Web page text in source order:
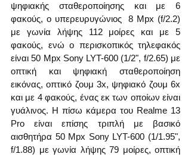
ψηφιακής σταθεροποίησης και με 6
φακούς, ο υπερευρυγώνιος  8 Mpx (f/2.2)
με γωνία λήψης 112 μοίρες και με 5
φακούς, ενώ ο περισκοπικός τηλεφακός
είναι 50 Mpx Sony LYT-600 (1/2", f/2.65) με
οπτική και ψηφιακή σταθεροποίηση
εικόνας, οπτικό ζουμ 3x, ψηφιακό ζουμ 6x
και με 4 φακούς, ένας εκ των οποίων είναι
γυάλινος. Η πίσω κάμερα του Realme 13
Pro είναι επίσης τριπλή με βασικό
αισθητήρα 50 Mpx Sony LYT-600 (1/1.95",
f/1.88) με γωνία λήψης 79 μοίρες, οπτική